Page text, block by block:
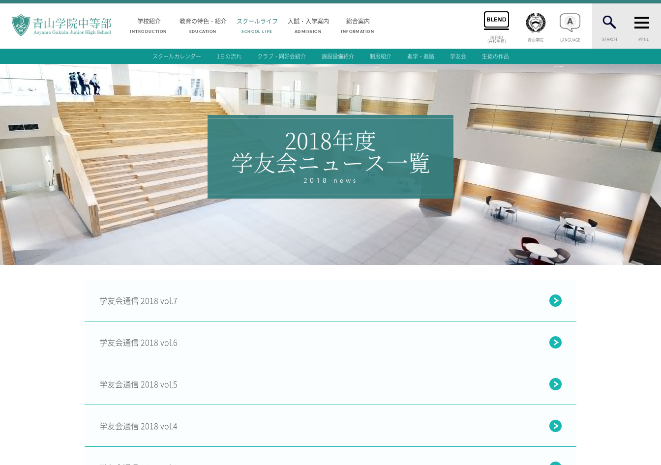
学校紹介
INTRODUCTION
教育の特色・紹介
EDUCATION
スクールライフ
SCHOOL LIFE
入試・入学案内
ADMISSION
総合案内
INFORMATION
BLEND
（在校生用） 青山学院 LANGUAGE SEARCH MENU
学校紹介
中等部 部長挨拶
教育理念・目標
中等部の歴史
特色ある教育
生徒数・教職員数
一貫校の流れ
卒業生インタビュー
メディアライブラリー
AOYAMA STYLE
教育の特色・紹介
教育課程
教科学習
キリスト教教育
国際交流
SCHOOL LIFE
スクールライフ
スクールカレンダー
1日の流れ
クラブ・同好会紹介
施設設備紹介
制服紹介
進学・進路
学友会
ADMISSION
入試・入学案内
志願者速報
合格者発表
入学金・学費等一覧
入試問題
編入学・転入学試験
よくあるご質問
総合案内
お問い合わせ
キャンパスマップ
アクセスマップ
緊急・災害時の対応
ENGLISHページ
採用情報
地の塩、世の光（スクールモットー）
スクールカレンダー 1日の流れ クラブ・同好会紹介 施設設備紹介 制服紹介 進学・進路 学友会 生徒の作品
2018年度
学友会ニュース一覧
2018 news
学友会通信 2018 vol.7
学友会通信 2018 vol.6
学友会通信 2018 vol.5
学友会通信 2018 vol.4